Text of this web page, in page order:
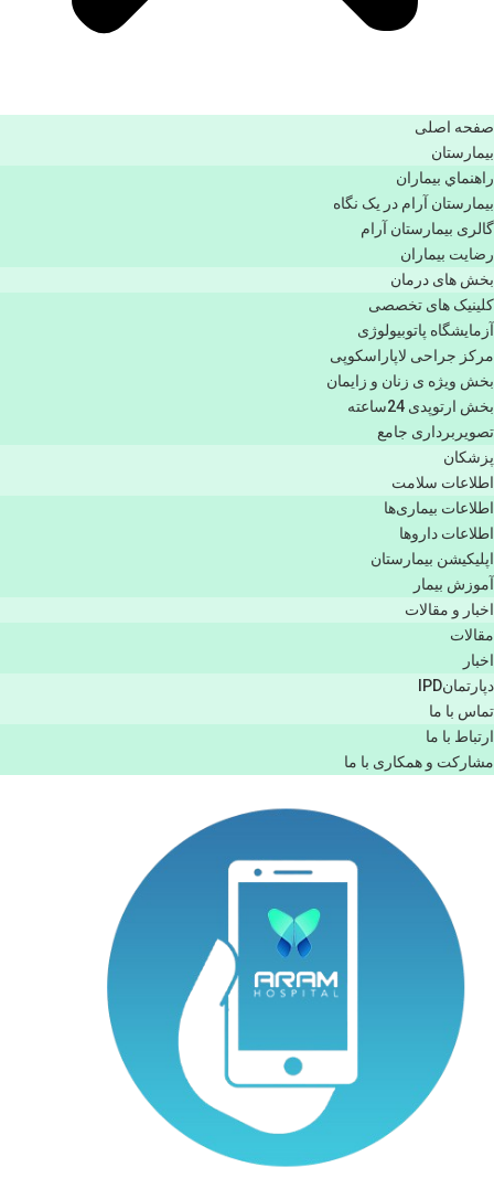
صفحه اصلی
بيمارستان
راهنماي بیماران
بیمارستان آرام در یک نگاه
گالری بیمارستان آرام
رضایت بیماران
بخش های درمان
کلینیک های تخصصی
آزمایشگاه پاتوبیولوژی
مرکز جراحی لاپاراسکوپی
بخش ویژه ی زنان و زایمان
بخش ارتوپدی 24ساعته
تصویربرداری جامع
پزشكان
اطلاعات سلامت
اطلاعات بیماری‌ها
اطلاعات دارو‌ها
اپليكيشن بيمارستان
آموزش بیمار
اخبار و مقالات
مقالات
اخبار
دپارتمانIPD
تماس با ما
ارتباط با ما
مشاركت و همكاری با ما